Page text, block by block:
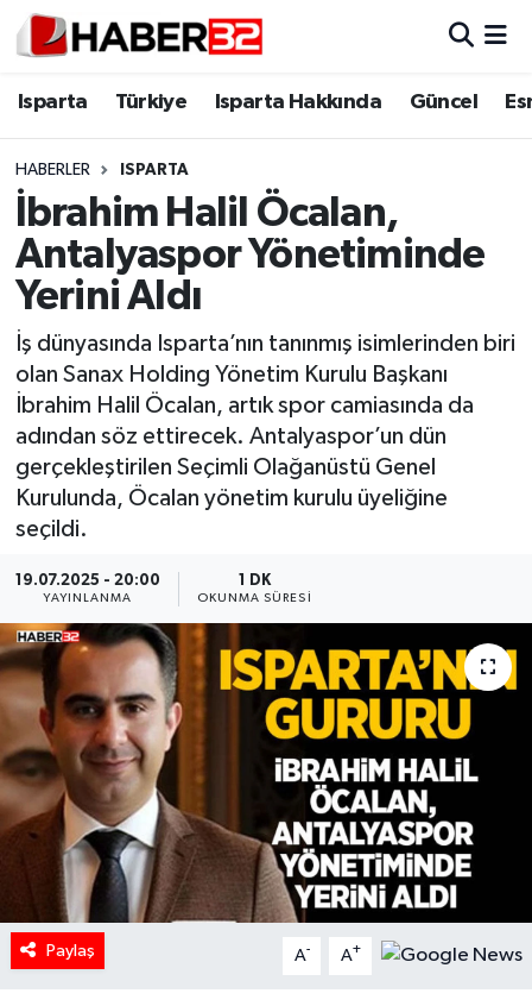
Isparta Türkiye Isparta Hakkında Güncel
HABERLER ISPARTA
İbrahim Halil Öcalan,
Antalyaspor Yönetiminde
Yerini Aldı
İş dünyasında Isparta’nın tanınmış isimlerinden biri
olan Sanax Holding Yönetim Kurulu Başkanı
İbrahim Halil Öcalan, artık spor camiasında da
adından söz ettirecek. Antalyaspor’un dün
gerçekleştirilen Seçimli Olağanüstü Genel
Kurulunda, Öcalan yönetim kurulu üyeliğine
seçildi.
19.07.2025 - 20:00
YAYINLANMA
1 DK
OKUNMA SÜRESI
Paylaş A- A+
Isparta
Esnaf Diyor ki;
ASAYİŞ
BİLİM VE TEKNOLOJİ
EĞİTİM
GENEL
Güncel
HABERDE İNSAN
İlginç
KÜLTÜR SANAT
MAGAZİN
Oyun
POLİTİKA
RESMİ İLANLAR
Isparta Nöbetçi Eczaneler
Isparta Trafik Yoğunluk Haritası
Süper Lig Puan Durumu ve Fikstür
Tüm Manşetler
Son Dakika Haberleri
Haber Arşivi